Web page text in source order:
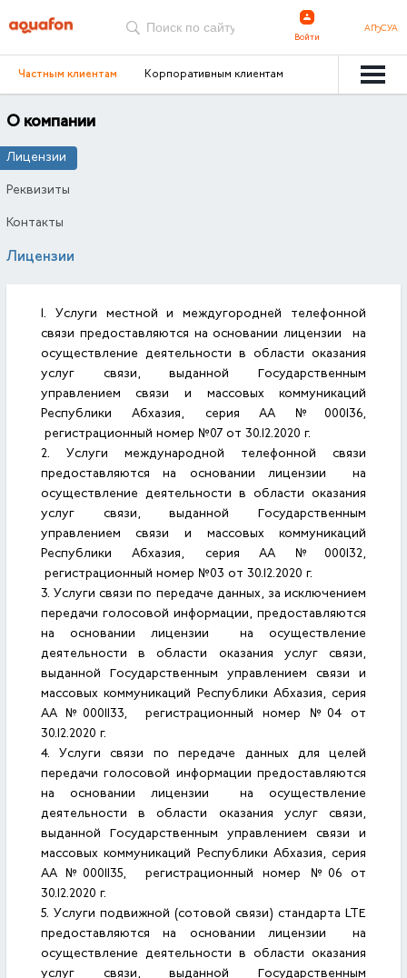
Войти
АҦСУА
Частным клиентам Корпоративным клиентам
О компании
Лицензии
Реквизиты
Контакты
Лицензии
1. Услуги местной и междугородней телефонной
связи предоставляются на основании лицензии на
осуществление деятельности в области оказания
услуг связи, выданной Государственным
управлением связи и массовых коммуникаций
Республики Абхазия, серия АА №000136,
регистрационный номер №07 от 30.12.2020 г.
2. Услуги международной телефонной связи
предоставляются на основании лицензии на
осуществление деятельности в области оказания
услуг связи, выданной Государственным
управлением связи и массовых коммуникаций
Республики Абхазия, серия АА №000132,
регистрационный номер №03 от 30.12.2020 г.
3. Услуги связи по передаче данных, за исключением
передачи голосовой информации, предоставляются
на основании лицензии на осуществление
деятельности в области оказания услуг связи,
выданной Государственным управлением связи и
массовых коммуникаций Республики Абхазия, серия
АА №0001133, регистрационный номер №04 от
30.12.2020 г.
4. Услуги связи по передаче данных для целей
передачи голосовой информации предоставляются
на основании лицензии на осуществление
деятельности в области оказания услуг связи,
выданной Государственным управлением связи и
массовых коммуникаций Республики Абхазия, серия
АА №0001135, регистрационный номер №06 от
30.12.2020 г.
5. Услуги подвижной (сотовой связи) стандарта LTE
предоставляются на основании лицензии на
осуществление деятельности в области оказания
услуг связи, выданной Государственным